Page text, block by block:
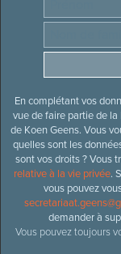
En complétant vos
vue de faire partie de
de Koen Geens. Vous
quelles sont les
sont vos droits ? Vous
relative à la vie privée.
vous pouvez
demander à
Vous pouvez toujours